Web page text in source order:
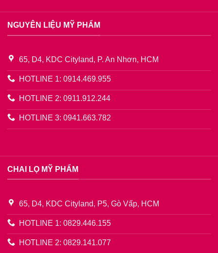
NGUYÊN LIỆU MỸ PHẨM
65, D4, KDC Cityland, P. An Nhơn, HCM
HOTLINE 1: 0914.469.955
HOTLINE 2: 0911.912.244
HOTLINE 3: 0941.663.782
CHAI LỌ MỸ PHẨM
65, D4, KDC Cityland, P5, Gò Vấp, HCM
HOTLINE 1: 0829.446.155
HOTLINE 2: 0829.141.077